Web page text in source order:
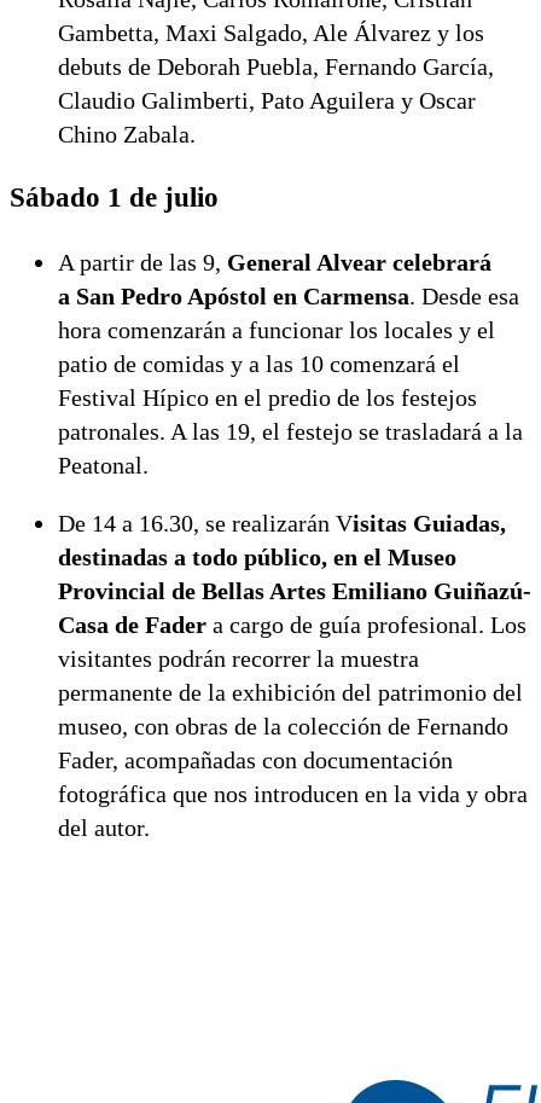
Gambetta, Maxi Salgado, Ale Álvarez y los
debuts de Deborah Puebla, Fernando García,
Claudio Galimberti, Pato Aguilera y Oscar
Chino Zabala.
Sábado 1 de julio
A partir de las 9, General Alvear celebrará
a San Pedro Apóstol en Carmensa. Desde esa
hora comenzarán a funcionar los locales y el
patio de comidas y a las 10 comenzará el
Festival Hípico en el predio de los festejos
patronales. A las 19, el festejo se trasladará a la
Peatonal.
De 14 a 16.30, se realizarán Visitas Guiadas,
destinadas a todo público, en el Museo
Provincial de Bellas Artes Emiliano Guiñazú-
Casa de Fader a cargo de guía profesional. Los
visitantes podrán recorrer la muestra
permanente de la exhibición del patrimonio del
museo, con obras de la colección de Fernando
Fader, acompañadas con documentación
fotográfica que nos introducen en la vida y obra
del autor.